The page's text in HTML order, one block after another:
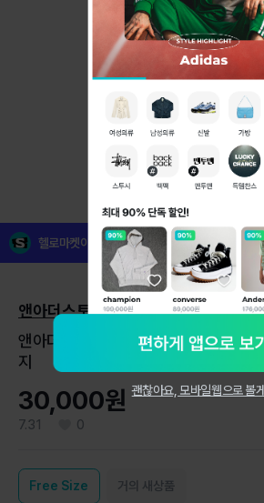
1 / 7
헬로마켓이 꼼꼼하게 검수한 인증 중고 의류예요!
앤아더스토리즈
앤아더스토리즈 스모킹 체크 긴팔 원피
지
30,000원
7.31 0
Free Size 거의 새상품
괜찮아요, 모바일웹으로 볼